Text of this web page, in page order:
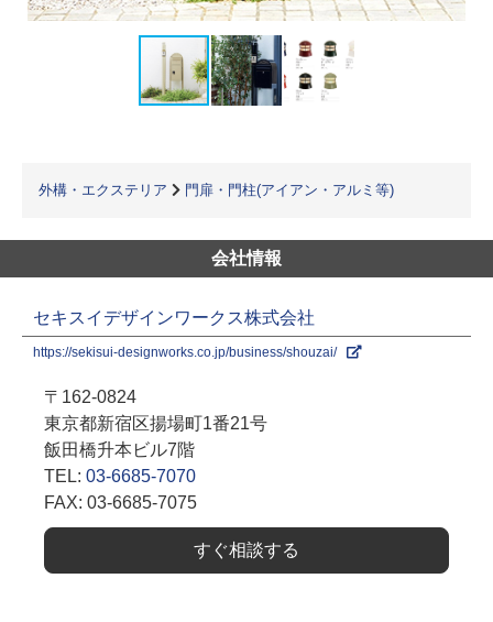
外構・エクステリア 門扉・門柱(アイアン・アルミ等)
会社情報
セキスイデザインワークス株式会社
https://sekisui-designworks.co.jp/business/shouzai/
〒162-0824
東京都新宿区揚場町1番21号
飯田橋升本ビル7階
TEL: 03-6685-7070
FAX: 03-6685-7075
すぐ相談する